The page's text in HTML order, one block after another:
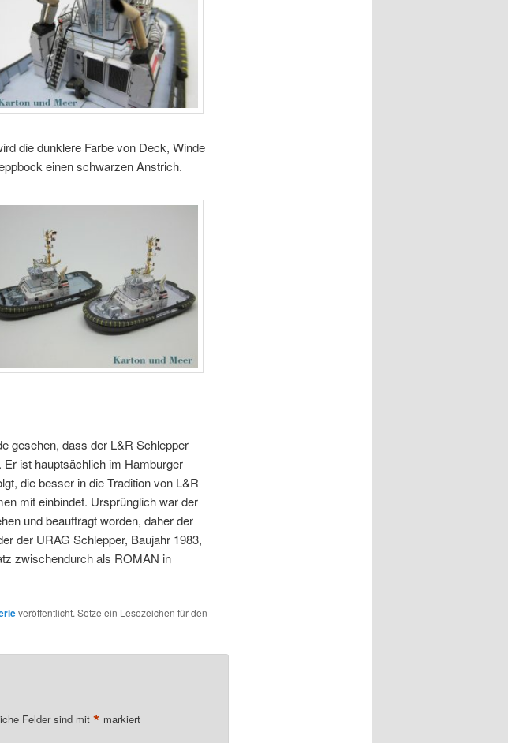
die dunklere Farbe von Deck, Winde
einen schwarzen Anstrich.
gesehen, dass der L&R Schlepper
Er ist hauptsächlich im Hamburger
die besser in die Tradition von L&R
mit einbindet. Ursprünglich war der
und beauftragt worden, daher der
der URAG Schlepper, Baujahr 1983,
zwischendurch als ROMAN in
veröffentlicht. Setze ein Lesezeichen für den
Felder sind mit * markiert